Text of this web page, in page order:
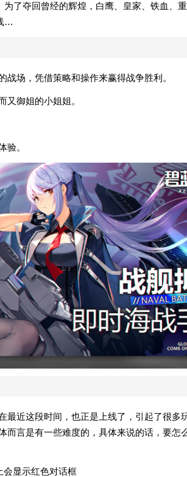
为了夺回曾经的辉煌，白鹰、皇家、铁血、
…
场，凭借策略和操作来赢得战争胜利。
又御姐的小姐姐。
验。
最近这段时间，也正是上线了，引起了很多
而言是有一些难度的，具体来说的话，要怎
会显示红色对话框